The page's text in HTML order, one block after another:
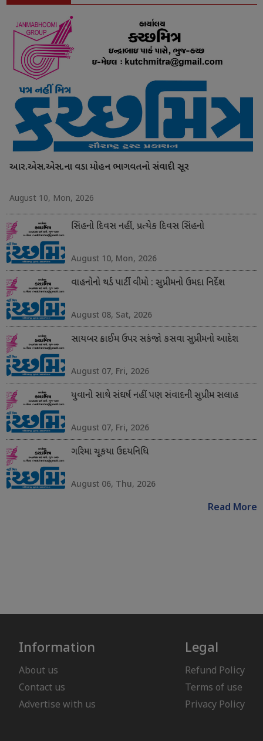
આર.એસ.એસ.ના વડા મોહન ભાગવતનો સંવાદી સૂર
August 10, Mon, 2026
સિંહનો દિવસ નહીં, પ્રત્યેક દિવસ સિંહનો
August 10, Mon, 2026
વાહનોનો થર્ડ પાર્ટી વીમો : સુપ્રીમનો ઉમદા નિર્દેશ
August 08, Sat, 2026
સાયબર ક્રાઈમ ઉપર સકંજો કસવા સુપ્રીમનો આદેશ
August 07, Fri, 2026
યુવાનો સાથે સંઘર્ષ નહીં પણ સંવાદની સુપ્રીમ સલાહ
August 07, Fri, 2026
ગરિમા ચૂકયા ઉદયનિધિ
August 06, Thu, 2026
Read More
Information
About us
Contact us
Advertise with us
Legal
Refund Policy
Terms of use
Privacy Policy